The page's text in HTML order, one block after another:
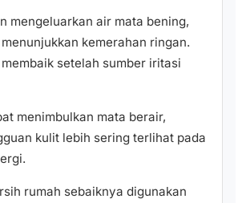
mengeluarkan air mata bening,
kemerahan ringan.
setelah sumber iritasi
menimbulkan mata berair,
kulit lebih sering terlihat pada
rumah sebaiknya digunakan